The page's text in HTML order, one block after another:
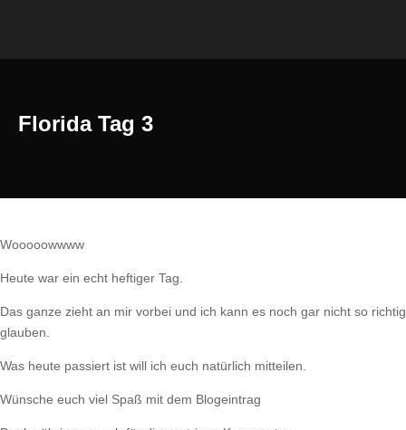
Florida Tag 3
Wooooowwww
Heute war ein echt heftiger Tag.
Das ganze zieht an mir vorbei und ich kann es noch gar nicht so richtig
glauben.
Was heute passiert ist will ich euch natürlich mitteilen.
Wünsche euch viel Spaß mit dem Blogeintrag